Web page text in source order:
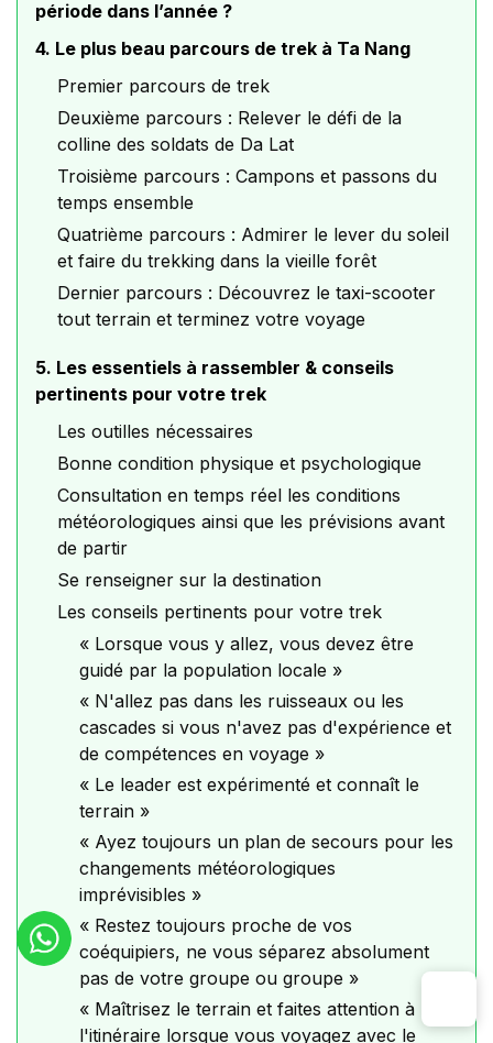
période dans l’année ?
4. Le plus beau parcours de trek à Ta Nang
Premier parcours de trek
Deuxième parcours : Relever le défi de la
colline des soldats de Da Lat
Troisième parcours : Campons et passons du
temps ensemble
Quatrième parcours : Admirer le lever du soleil
et faire du trekking dans la vieille forêt
Dernier parcours : Découvrez le taxi-scooter
tout terrain et terminez votre voyage
5. Les essentiels à rassembler & conseils
pertinents pour votre trek
Les outilles nécessaires
Bonne condition physique et psychologique
Consultation en temps réel les conditions
météorologiques ainsi que les prévisions avant
de partir
Se renseigner sur la destination
Les conseils pertinents pour votre trek
« Lorsque vous y allez, vous devez être
guidé par la population locale »
« N'allez pas dans les ruisseaux ou les
cascades si vous n'avez pas d'expérience et
de compétences en voyage »
« Le leader est expérimenté et connaît le
terrain »
« Ayez toujours un plan de secours pour les
changements météorologiques
imprévisibles »
« Restez toujours proche de vos
coéquipiers, ne vous séparez absolument
pas de votre groupe ou groupe »
« Maîtrisez le terrain et faites attention à
l'itinéraire lorsque vous voyagez avec le